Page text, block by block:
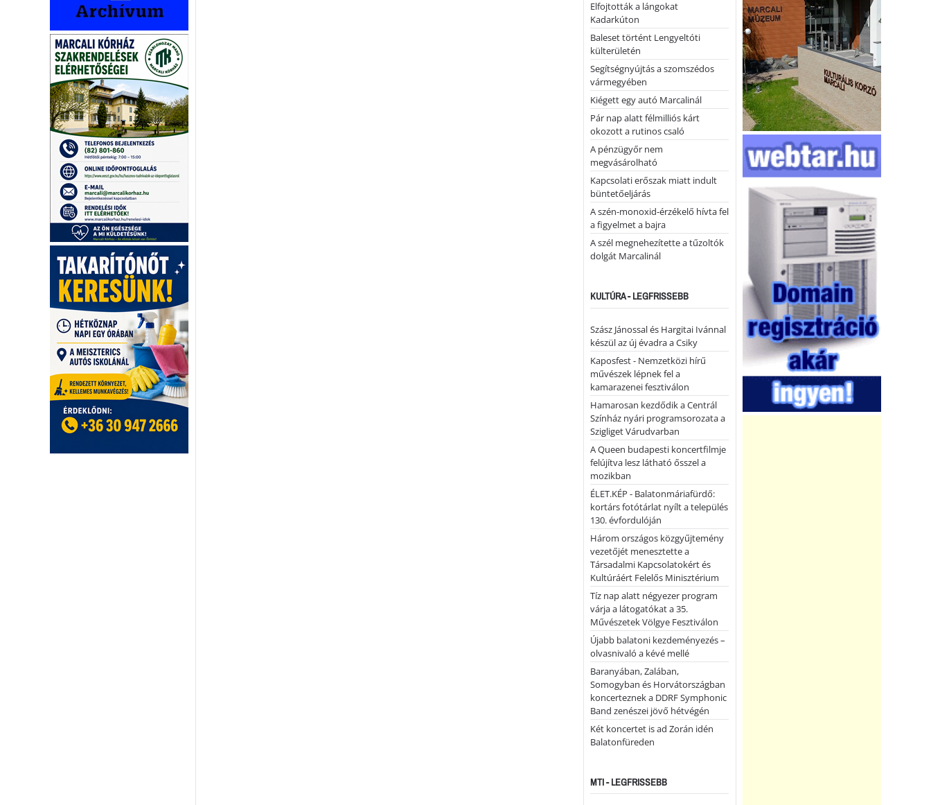
Elfojtották a lángokat
Kadarkúton
Baleset történt Lengyeltóti
külterületén
Segítségnyújtás a szomszédos
vármegyében
Kiégett egy autó Marcalinál
Pár nap alatt félmilliós kárt
okozott a rutinos csaló
A pénzügyőr nem
megvásárolható
Kapcsolati erőszak miatt indult
büntetőeljárás
A szén-monoxid-érzékelő hívta fel
a figyelmet a bajra
A szél megnehezítette a tűzoltók
dolgát Marcalinál
KULTÚRA - LEGFRISSEBB
Szász Jánossal és Hargitai Ivánnal
készül az új évadra a Csiky
Kaposfest - Nemzetközi hírű
művészek lépnek fel a
kamarazenei fesztiválon
Hamarosan kezdődik a Centrál
Színház nyári programsorozata a
Szigliget Várudvarban
A Queen budapesti koncertfilmje
felújítva lesz látható ősszel a
mozikban
ÉLET.KÉP - Balatonmáriafürdő:
kortárs fotótárlat nyílt a település
130. évfordulóján
Három országos közgyűjtemény
vezetőjét menesztette a
Társadalmi Kapcsolatokért és
Kultúráért Felelős Minisztérium
Tíz nap alatt négyezer program
várja a látogatókat a 35.
Művészetek Völgye Fesztiválon
Újabb balatoni kezdeményezés –
olvasnivaló a kévé mellé
Baranyában, Zalában,
Somogyban és Horvátországban
koncerteznek a DDRF Symphonic
Band zenészei jövő hétvégén
Két koncertet is ad Zorán idén
Balatonfüreden
MTI - LEGFRISSEBB